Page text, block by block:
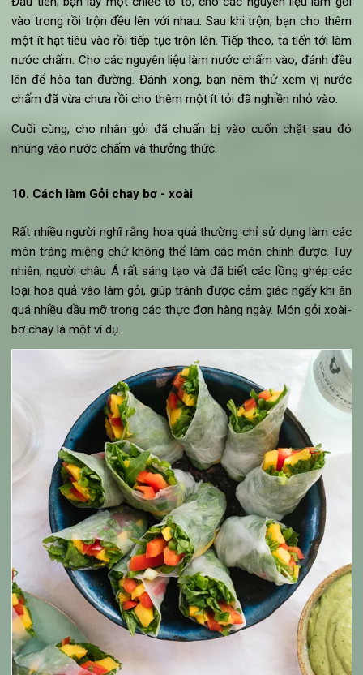
Gỏi chay cuốn nấm hương ngon khó cưỡng
Nguyên liệu để làm gỏi chay cuốn nấm hương:
Nấm hương (rửa sạch, nướng trên vỉ rồi thái miếng)
Giá đỗ
Gừng
Xì dầu tỏi ớt
Nguyên liệu làm nước chấm gỏi chay cuốn nấm hương:
Xì dầu
Dấm
Dầu mè
Tỏi
Trong khâu chuẩn bị, cần chú ý, khi nướng nấm hương phải
thận để tránh nấm bị cháy nếu nướng quá lửa hoặc quá lâu.
Đầu tiên, bạn lấy một chiếc tô to, cho các nguyên liệu làm
vào trong rồi trộn đều lên với nhau. Sau khi trộn, bạn cho
một ít hạt tiêu vào rồi tiếp tục trộn lên. Tiếp theo, ta tiến tới
nước chấm. Cho các nguyên liệu làm nước chấm vào, đánh
lên để hòa tan đường. Đánh xong, bạn nêm thử xem vị
chấm đã vừa chưa rồi cho thêm một ít tỏi đã nghiền nhỏ vào.
Cuối cùng, cho nhân gỏi đã chuẩn bị vào cuốn chặt sau
nhúng vào nước chấm và thưởng thức.
10. Cách làm Gỏi chay bơ - xoài